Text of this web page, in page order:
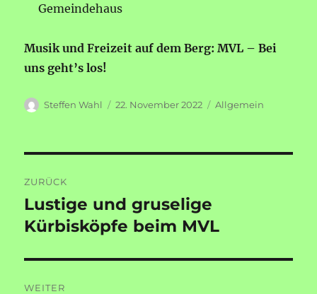
Gemeindehaus
Musik und Freizeit auf dem Berg: MVL – Bei
uns geht’s los!
Autor
Steffen Wahl
Veröffentlicht
22. November 2022 Kategorien
Allgemein
ZURÜCK
Vorheriger
Beitrag:
Lustige und gruselige
Kürbisköpfe beim MVL
WEITER